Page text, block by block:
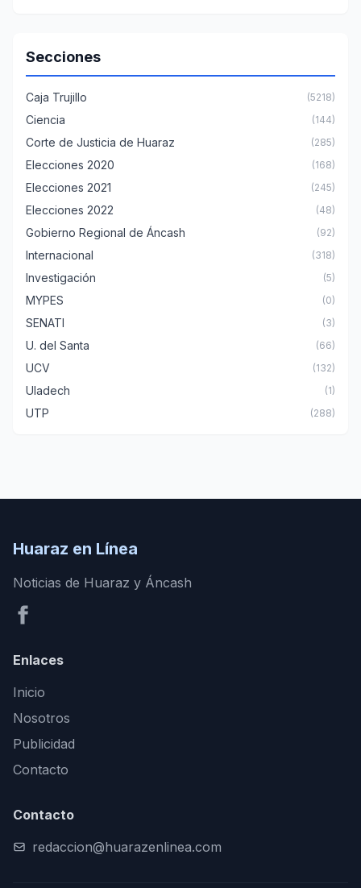
Secciones
Caja Trujillo (5218)
Ciencia (144)
Corte de Justicia de Huaraz (285)
Elecciones 2020 (168)
Elecciones 2021 (245)
Elecciones 2022 (48)
Gobierno Regional de Áncash (92)
Internacional (318)
Investigación (5)
MYPES (0)
SENATI (3)
U. del Santa (66)
UCV (132)
Uladech (1)
UTP (288)
Huaraz en Línea
Noticias de Huaraz y Áncash
Enlaces
Inicio
Nosotros
Publicidad
Contacto
Contacto
redaccion@huarazenlinea.com